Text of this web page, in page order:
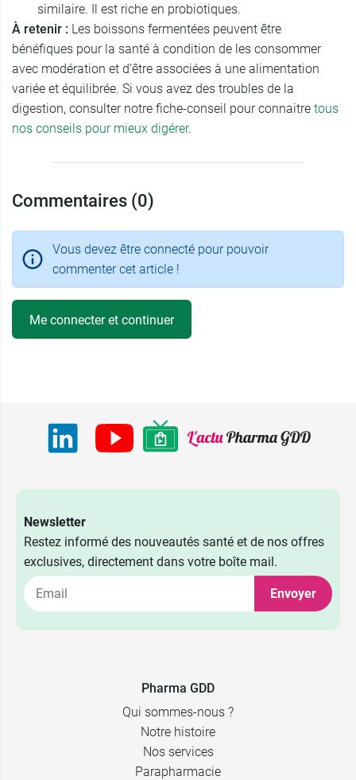
similaire. Il est riche en probiotiques.
À retenir : Les boissons fermentées peuvent être
bénéfiques pour la santé à condition de les consommer
avec modération et d’être associées à une alimentation
variée et équilibrée. Si vous avez des troubles de la
digestion, consulter notre fiche-conseil pour connaitre tous
nos conseils pour mieux digérer.
Commentaires (0)
Vous devez être connecté pour pouvoir
commenter cet article !
Me connecter et continuer
Newsletter
Restez informé des nouveautés santé et de nos offres
exclusives, directement dans votre boîte mail.
Envoyer
Pharma GDD
Qui sommes-nous ?
Notre histoire
Nos services
Parapharmacie